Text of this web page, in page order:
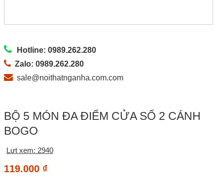
Hotline: 0989.262.280
Zalo: 0989.262.280
sale@noithatnganha.com.com
BỘ 5 MÓN ĐA ĐIỂM CỬA SỔ 2 CÁNH
BOGO
Lưt xem: 2940
119.000 ₫